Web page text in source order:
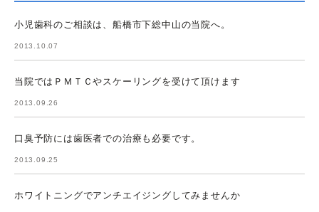
小児歯科のご相談は、船橋市下総中山の当院へ。
2013.10.07
当院ではＰＭＴＣやスケーリングを受けて頂けます
2013.09.26
口臭予防には歯医者での治療も必要です。
2013.09.25
ホワイトニングでアンチエイジングしてみませんか